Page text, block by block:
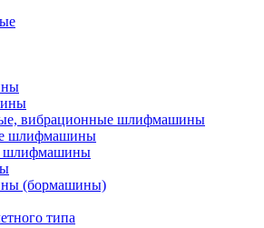
вибрационные шлифмашины
шлифмашины
шлифмашины
(бормашины)
типа